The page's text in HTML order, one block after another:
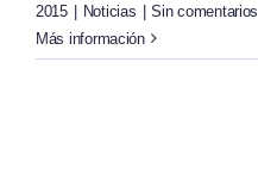
2015 | Noticias | Sin comentarios
Más información